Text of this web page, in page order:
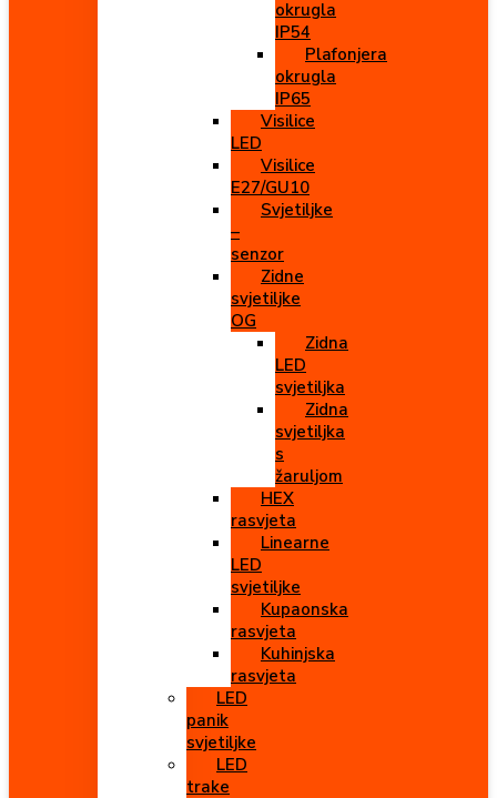
okrugla
IP54
Plafonjera
okrugla
IP65
Visilice
LED
Visilice
E27/GU10
Svjetiljke
–
senzor
Zidne
svjetiljke
OG
Zidna
LED
svjetiljka
Zidna
svjetiljka
s
žaruljom
HEX
rasvjeta
Linearne
LED
svjetiljke
Kupaonska
rasvjeta
Kuhinjska
rasvjeta
LED
panik
svjetiljke
LED
trake